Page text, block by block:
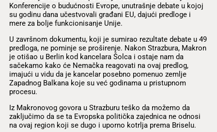
Konferencije o budućnosti Evrope, unutrašnje debate u kojoj
su godinu dana učestvovali građani EU, dajući predloge i
mere za bolje funkcionisanje Unije.
U završnom dokumentu, koji je sumirao rezultate debate u 49
predloga, ne pominje se proširenje. Nakon Strazbura, Makron
je otišao u Berlin kod kancelara Šolca i ostaje nam da
sačekamo kako će Nemačka reagovati na ovaj predlog,
imajući u vidu da je kancelar posebno pomenuo zemlje
Zapadnog Balkana koje su već godinama u pristupnom
procesu.
Iz Makronovog govora u Strazburu teško da možemo da
zaključimo da se ta Evropska politička zajednica ne odnosi
na ovaj region koji se dugo i uporno kotrlja prema Briselu.